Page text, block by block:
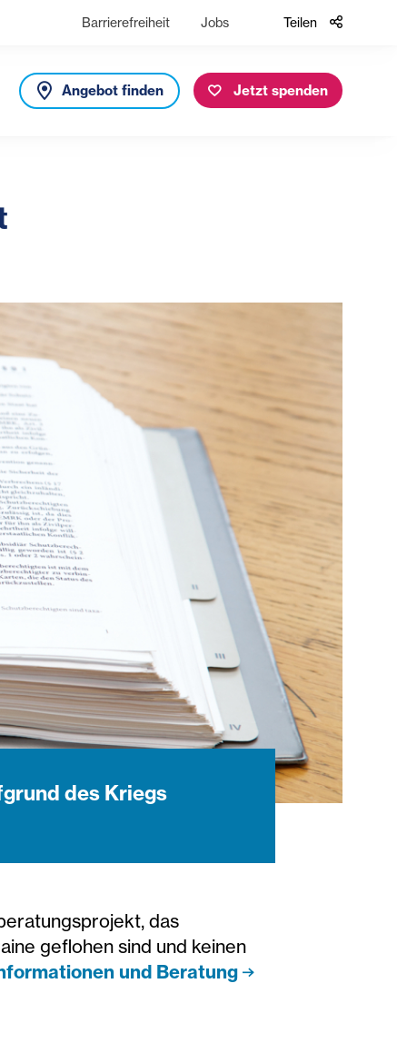
Barrierefreiheit Jobs Teilen
Angebot finden Jetzt spenden
des Kriegs
das
geflohen sind und keinen
und Beratung